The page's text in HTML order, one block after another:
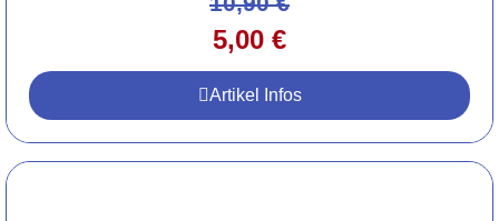
5,00 €
Artikel Infos